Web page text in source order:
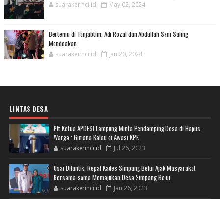
suarakerinci.id May 02, 2024
Bertemu di Tanjabtim, Adi Rozal dan Abdullah Sani Saling
Mendoakan
suarakerinci.id Jan 20, 2024
LINTAS DESA
Plt Ketua APDESI Lampung Minta Pendamping Desa di Hapus,
Warga : Gimana Kalau di Awasi KPK
suarakerinci.id Jul 26, 2023
Usai Dilantik, Repal Kades Simpang Belui Ajak Masyarakat
Bersama-sama Memajukan Desa Simpang Belui
suarakerinci.id Jan 26, 2023